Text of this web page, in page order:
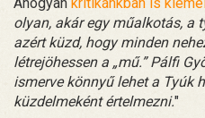
olyan, akár egy műalkotás, a
azért küzd, hogy minden
létrejöhessen a „mű.” Pálfi
ismerve könnyű lehet a Tyúk
küzdelmeként értelmezni."